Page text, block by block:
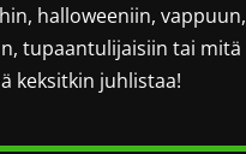
halloweeniin, vappuun,
tupaantulijaisiin tai mitä
keksitkin juhlistaa!